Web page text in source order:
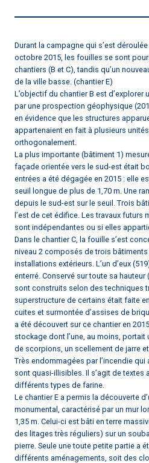
Durant la campagne qui s’est
octobre 2015, les fouilles se sont
chantiers (B et C), tandis qu’un
de la ville basse. (chantier E)
L’objectif du chantier B est
par une prospection géophysique
en évidence que les structures
appartenaient en fait à plusieurs
orthogonalement.
La plus importante (bâtiment 1)
façade orientée vers le sud-est était
entrées a été dégagée en 2015 : elle
seuil longue de plus de 1,70 m. Une
depuis le sud-est sur le seuil. Trois
l’est de cet édifice. Les travaux
sont indépendantes ou si elles
Dans le chantier C, la fouille s’est
niveau 2 composés de trois
installations extérieurs. L’un d’eux
enterré. Conservé sur toute sa
sont construits selon des techniques
superstructure de certains était faite
cuites et surmontée d’assises de
a été découvert sur ce chantier en
stockage dont l’une, au moins,
de scorpions, un scellement de jarre
Très endommagées par l’incendie qui
sont quasi-illisibles. Il s’agit de
différents types de farine.
Le chantier E a permis la découverte
monumental, caractérisé par un mur
1,35 m. Celui-ci est bâti en terre
des litages très réguliers) sur un
pierre. Seule une toute petite partie a
différents aménagements, soit des